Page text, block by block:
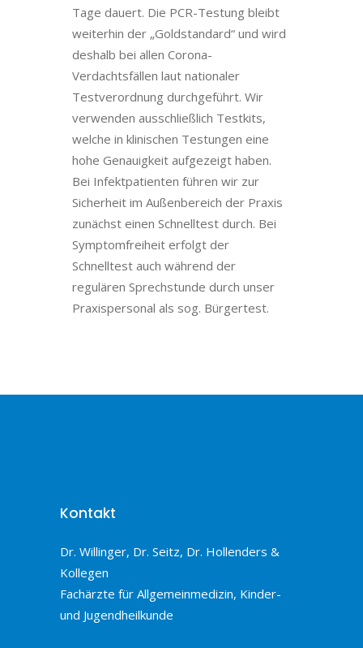
Tage dauert. Die PCR-Testung bleibt
weiterhin der „Goldstandard“ und wird
deshalb bei allen Corona-
Verdachtsfällen laut nationaler
Testverordnung durchgeführt. Wir
verwenden ausschließlich Testkits,
welche in klinischen Testungen eine
hohe Genauigkeit aufgezeigt haben.
Bei Infektpatienten führen wir zur
Sicherheit im Außenbereich der Praxis
zunächst einen Schnelltest durch. Bei
Symptomfreiheit erfolgt der
Schnelltest auch während der
regulären Sprechstunde durch unser
Praxispersonal als sog. Bürgertest.
Kontakt
Dr. Willinger, Dr. Seitz, Dr. Hollenders &
Kollegen
Fachärzte für Allgemeinmedizin, Kinder-
und Jugendheilkunde